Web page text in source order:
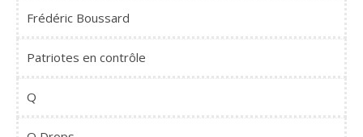
Frédéric Boussard
Patriotes en contrôle
Q